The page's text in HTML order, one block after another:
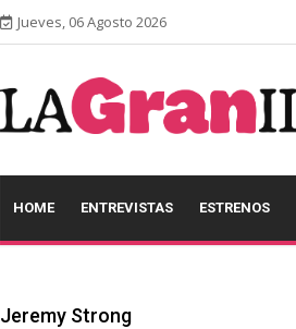
Jueves, 06 Agosto 2026
HOME ENTREVISTAS ESTRENOS
Jeremy Strong